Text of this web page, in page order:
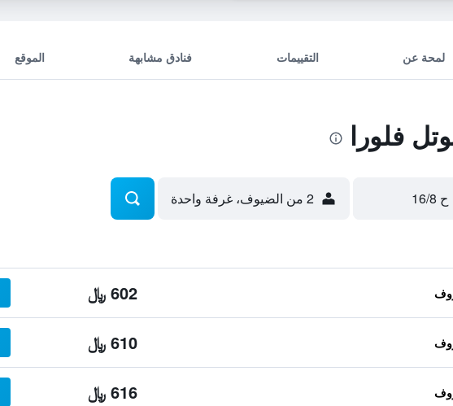
لمحة عن التقييمات فنادق مشابهة الموقع
فلورا
ح 16/8 2 من الضيوف، غرفة واحدة
602 ﷼
610 ﷼
616 ﷼